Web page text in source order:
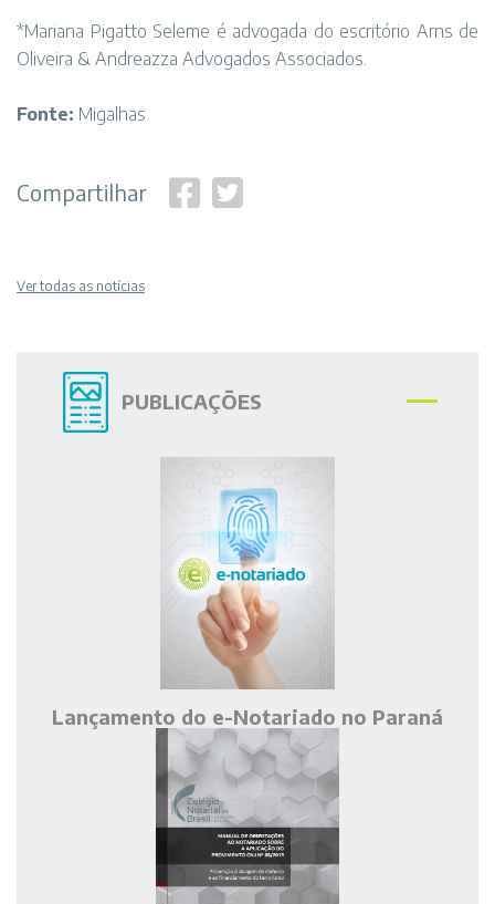
*Mariana Pigatto Seleme é advogada do escritório Arns de
Oliveira & Andreazza Advogados Associados.
Fonte: Migalhas
Compartilhar
Ver todas as notícias
PUBLICAÇÕES
Lançamento do e-Notariado no Paraná